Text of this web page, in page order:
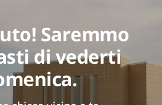
Saremmo
di vederti